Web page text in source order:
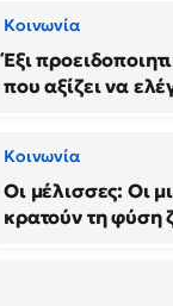
Κοινωνία
Έξι
που αξίζει να
Κοινωνία
Οι μέλισσες: Οι
κρατούν τη φύση